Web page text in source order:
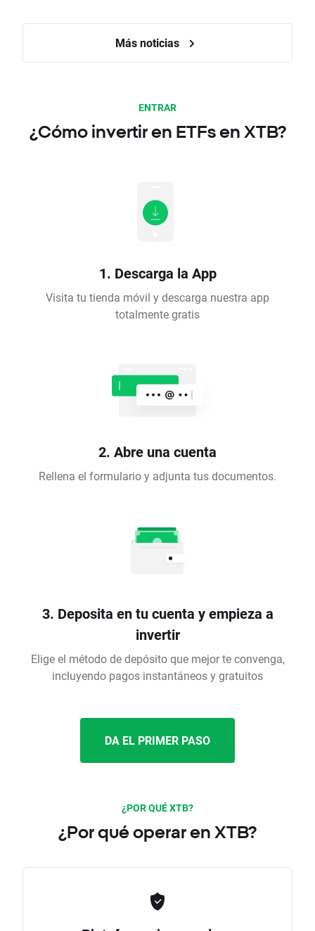
Más noticias
ENTRAR
¿Cómo invertir en ETFs en XTB?
1. Descarga la App
Visita tu tienda móvil y descarga nuestra app
totalmente gratis
2. Abre una cuenta
Rellena el formulario y adjunta tus documentos.
3. Deposita en tu cuenta y empieza a
invertir
Elige el método de depósito que mejor te convenga,
incluyendo pagos instantáneos y gratuitos
DA EL PRIMER PASO
¿POR QUÉ XTB?
¿Por qué operar en XTB?